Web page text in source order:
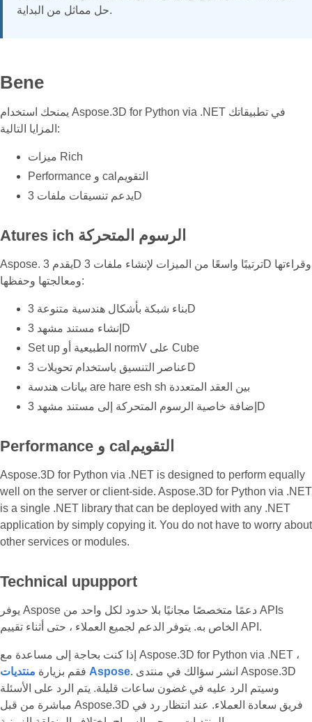
حل مماثل من البداية.
Bene
يمنحك استخدام Aspose.3D for Python via .NET في تطبيقاتك
المزايا التالية:
ميزات Rich
Performance و calالتقويم
يدعم تنسيقات ملفات 3D
Atures ich الرسوم المتحركة
Aspose. يقدم 3D ترتيبًا واسعًا من الميزات لإنشاء ملفات 3D وقراءتها
ومعالجتها وحفظها:
بناء شبكة بأشكال هندسية متنوعة 3D
إنشاء مستند مشهد 3D
Set up الطبيعية أو normV على Cube
عناصر التنسيق باستخدام تحويلات 3D
بيانات هندسة are hare esh sh بين العقد المتعددة
إضافة خاصية الرسوم المتحركة إلى مستند مشهد 3D
Performance و calالتقويم
Aspose.3D for Python via .NET is designed to perform equally
well on the server or client-side. Aspose.3D for Python via .NET
is a single .NET library that can be deployed with any .NET
application by simply copying it. You do not have to worry about
other services or modules.
Technical upupport
يوفر Aspose دعمًا متخصصًا مجانيًا بلا حدود لكل واحد من APIs
الخاص به. يتوفر الدعم لجميع العملاء ، حتى أثناء تقييم API.
إذا كنت بحاجة إلى مساعدة مع Aspose.3D for Python via .NET ،
فقم بزيارة منتديات Aspose. انشر سؤالك في منتدى Aspose.3D
وسيتم الرد عليه في غضون ساعات قليلة. يتم الرد على الأسئلة
مباشرة من قبل Aspose.3D فريق سعادة العملاء. عند انتظار رد في